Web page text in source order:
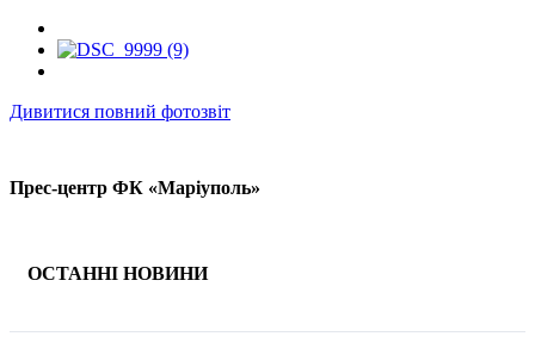
Дивитися повний фотозвіт
Прес-центр ФК «Маріуполь»
ОСТАННІ НОВИНИ